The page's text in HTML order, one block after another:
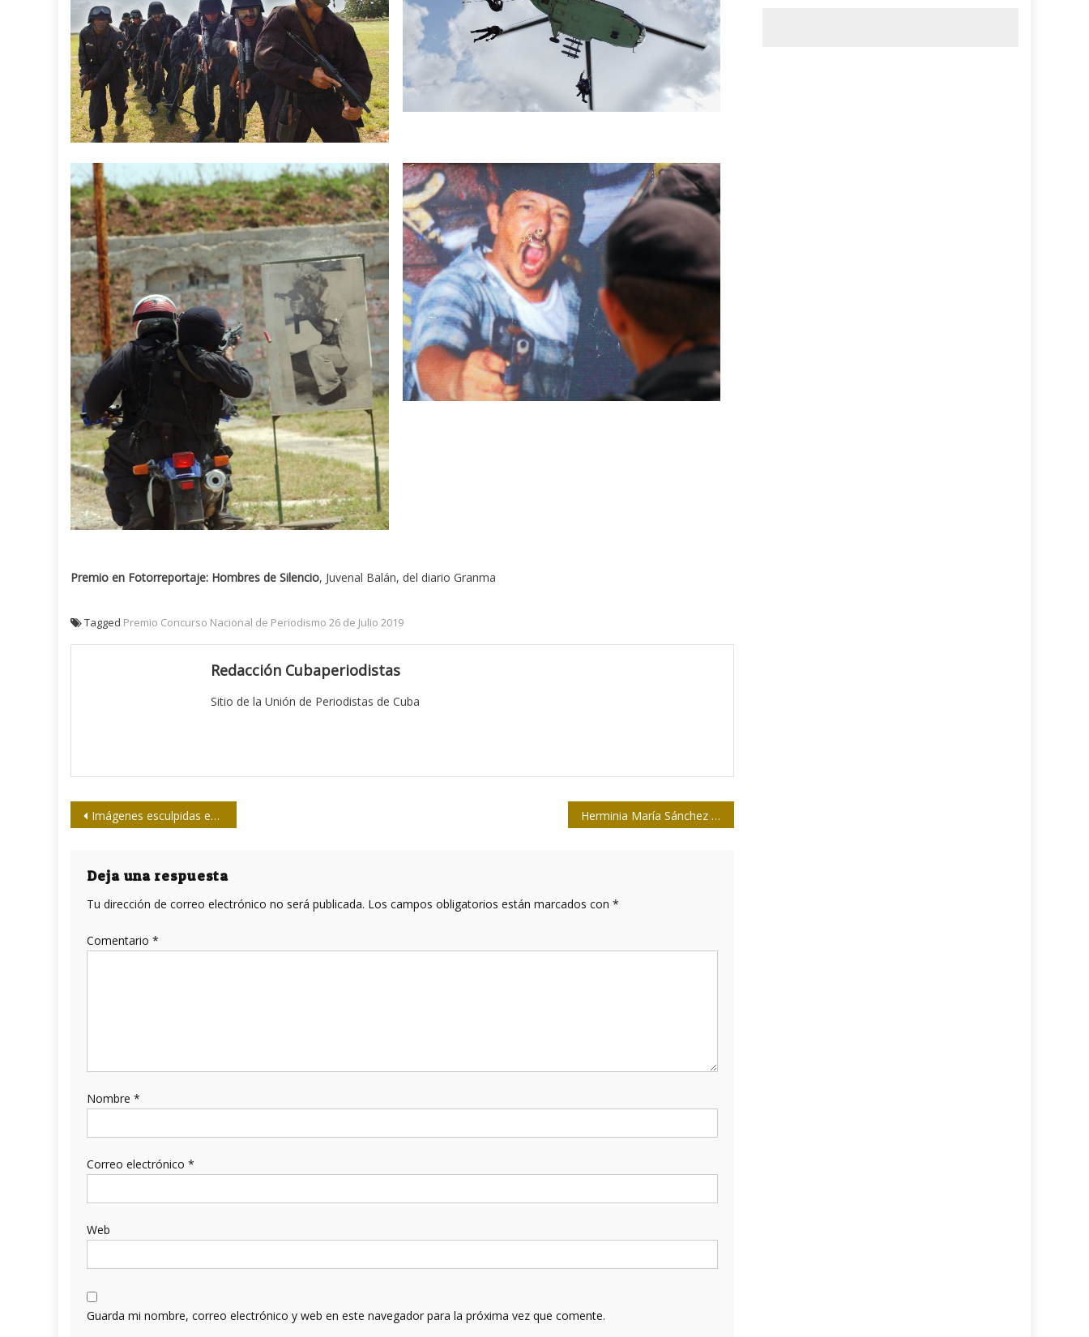
Premio en Fotorreportaje: Hombres de Silencio, Juvenal Balán, del diario Granma
Tagged Premio Concurso Nacional de Periodismo 26 de Julio 2019
Redacción Cubaperiodistas
Sitio de la Unión de Periodistas de Cuba
Navegación
entradas
Imágenes esculpidas en Danza Herminia María Sánchez Quintana, premio foto de entrevista
Deja una respuesta
Tu dirección de correo electrónico no será publicada. Los campos obligatorios están marcados con *
Comentario *
Nombre *
Correo electrónico *
Web
Guarda mi nombre, correo electrónico y web en este navegador para la próxima vez que comente.